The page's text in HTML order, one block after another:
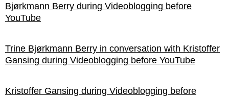
Bjørkmann Berry during Videoblogging before
YouTube
Trine Bjørkmann Berry in conversation with Kristoffer
Gansing during Videoblogging before YouTube
Kristoffer Gansing during Videoblogging before